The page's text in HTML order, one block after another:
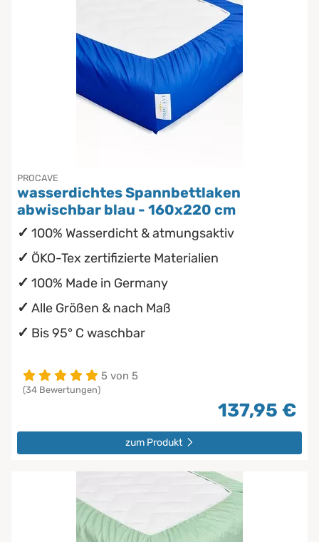
PROCAVE
wasserdichtes Spannbettlaken
abwischbar blau - 160x220 cm
100% Wasserdicht & atmungsaktiv
ÖKO-Tex zertifizierte Materialien
100% Made in Germany
Alle Größen & nach Maß
Bis 95° C waschbar
5 von 5
(34 Bewertungen)
137,95 €
zum Produkt